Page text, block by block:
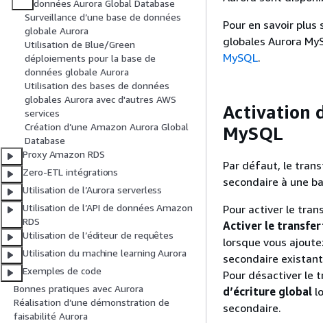
données Aurora Global Database
Surveillance d’une base de données
globale Aurora
Utilisation de Blue/Green
déploiements pour la base de
données globale Aurora
Utilisation des bases de données
globales Aurora avec d'autres AWS
services
Création d’une Amazon Aurora Global
Database
Proxy Amazon RDS
Zero-ETL intégrations
Utilisation de l’Aurora serverless
Utilisation de l’API de données Amazon
RDS
Utilisation de l’éditeur de requêtes
Utilisation du machine learning Aurora
Exemples de code
Bonnes pratiques avec Aurora
Réalisation d’une démonstration de
faisabilité Aurora
Pour en savoir
globales Aurora
MySQL.
Activation
MySQL
Par défaut, le
secondaire à une
Pour activer le
Activer le
lorsque vous
secondaire
Pour désactiver le
d’écriture global
secondaire.